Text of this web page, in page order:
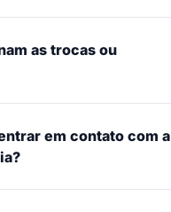
as trocas ou
em contato com a